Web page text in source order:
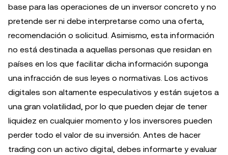
base para las operaciones de un inversor concreto y no
pretende ser ni debe interpretarse como una oferta,
recomendación o solicitud. Asimismo, esta información
no está destinada a aquellas personas que residan en
países en los que facilitar dicha información suponga
una infracción de sus leyes o normativas. Los activos
digitales son altamente especulativos y están sujetos a
una gran volatilidad, por lo que pueden dejar de tener
liquidez en cualquier momento y los inversores pueden
perder todo el valor de su inversión. Antes de hacer
trading con un activo digital, debes informarte y evaluar